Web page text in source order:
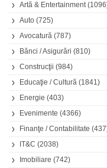
Artă & Entertainment
Auto (725)
Avocatură (787)
Bănci / Asigurări (810)
Construcţii (984)
Educaţie / Cultură (1841)
Energie (403)
Evenimente (4366)
Finanţe / Contabilitate
IT&C (2038)
Imobiliare (742)